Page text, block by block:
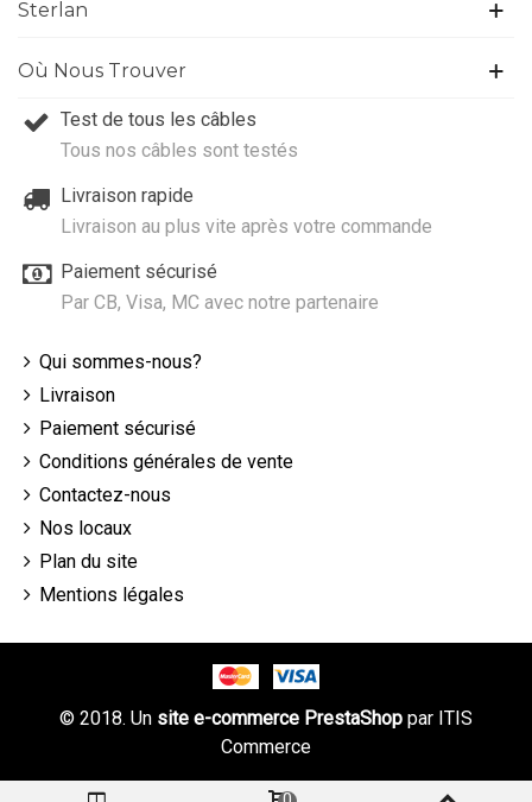
Sterlan
Où Nous Trouver
Test de tous les câbles
Tous nos câbles sont testés
Livraison rapide
Livraison au plus vite après votre commande
Paiement sécurisé
Par CB, Visa, MC avec notre partenaire
Qui sommes-nous?
Livraison
Paiement sécurisé
Conditions générales de vente
Contactez-nous
Nos locaux
Plan du site
Mentions légales
© 2018. Un site e-commerce PrestaShop par ITIS
Commerce